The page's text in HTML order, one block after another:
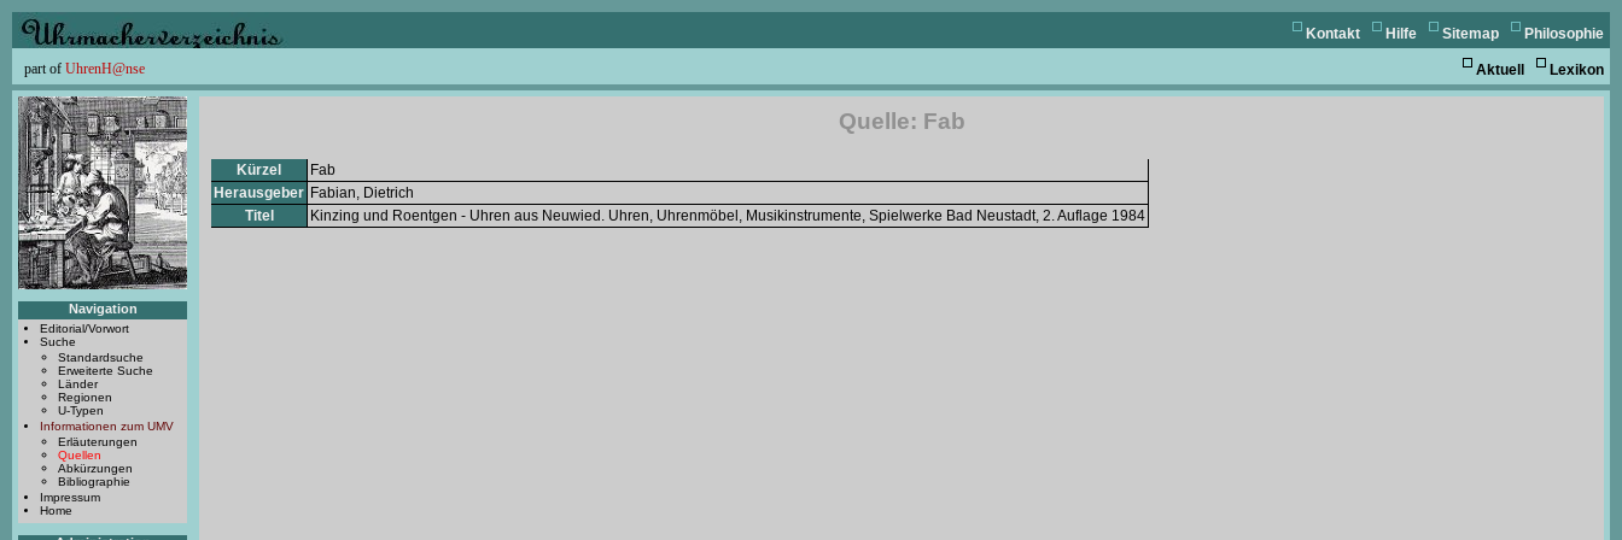
Philosophie
Sitemap
Hilfe
Kontakt
part of UhrenH@nse Lexikon
Aktuell
Navigation
Editorial/Vorwort
Suche
Standardsuche
Erweiterte Suche
Länder
Regionen
U-Typen
Informationen zum UMV
Erläuterungen
Quellen
Abkürzungen
Bibliographie
Impressum
Home
Quelle: Fab
Kürzel
Fab
Herausgeber Fabian, Dietrich
Titel
Kinzing und Roentgen - Uhren aus Neuwied. Uhren, Uhrenmöbel, Musikinstrumente, Spielwerke Bad Neustadt, 2. Auflage 1984